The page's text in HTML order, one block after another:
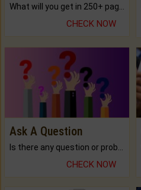
CHECK NOW
Ask A Question
Is there any question or problem lingering.
CHECK NOW